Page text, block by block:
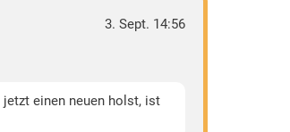
3. Sept. 14:56
einen neuen holst, ist